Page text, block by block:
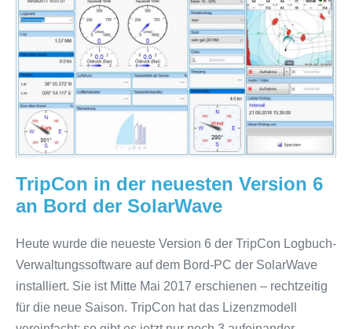
der
neuesten
Version
6
an
Bord
der
SolarWave
TripCon in der neuesten Version 6
an Bord der SolarWave
Heute wurde die neueste Version 6 der TripCon Logbuch-
Verwaltungssoftware auf dem Bord-PC der SolarWave
installiert. Sie ist Mitte Mai 2017 erschienen – rechtzeitig
für die neue Saison. TripCon hat das Lizenzmodell